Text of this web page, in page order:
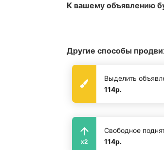
К вашему объявлению
Другие способы
Выделить
114р.
x2
Свободное
114р.